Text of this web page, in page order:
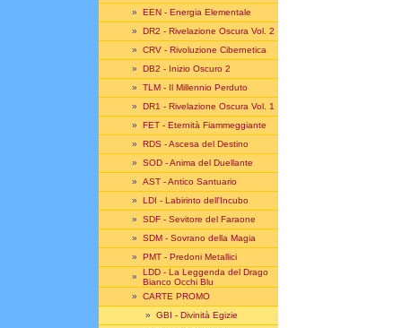
» EEN - Energia Elementale
» DR2 - Rivelazione Oscura Vol. 2
» CRV - Rivoluzione Cibernetica
» DB2 - Inizio Oscuro 2
» TLM - Il Millennio Perduto
» DR1 - Rivelazione Oscura Vol. 1
» FET - Eternità Fiammeggiante
» RDS - Ascesa del Destino
» SOD - Anima del Duellante
» AST - Antico Santuario
» LDI - Labirinto dell'Incubo
» SDF - Sevitore del Faraone
» SDM - Sovrano della Magia
» PMT - Predoni Metallici
» LDD - La Leggenda del Drago
Bianco Occhi Blu
» CARTE PROMO
» GBI - Divinità Egizie